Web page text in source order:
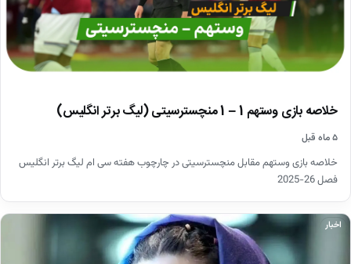
خلاصه بازی وستهم 1 – 1 منچسترسیتی (لیگ برتر انگلیس)
۵ ماه قبل
خلاصه بازی وستهم مقابل منچسترسیتی در چارچوب هفته سی ام لیگ برتر انگلیس
فصل 26-2025
اخبار